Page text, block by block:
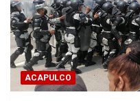
ACAPULCO